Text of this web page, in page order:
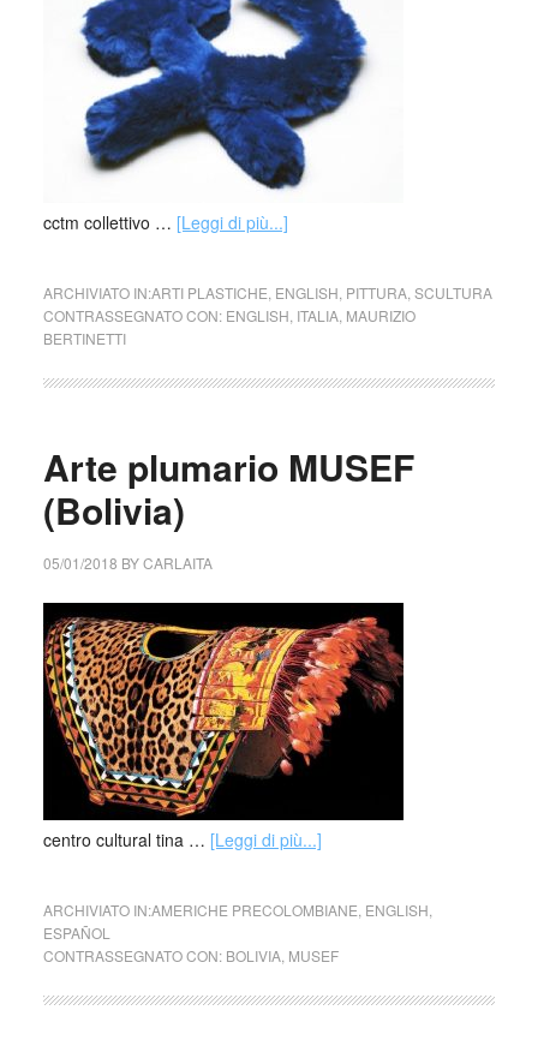
cctm collettivo … [Leggi di più...]
ARCHIVIATO IN:ARTI PLASTICHE ENGLISH PITTURA, SCULTURA
CONTRASSEGNATO CON: ENGLISH ITALIA, MAURIZIO
BERTINETTI
Arte plumario MUSEF
(Bolivia)
05/01/2018 BYCARLAITA
centro cultural tina … [Leggi di più...]
ARCHIVIATO IN:AMERICHE PRECOLOMBIANE ENGLISH
ESPAÑOL
CONTRASSEGNATO CON: BOLIVIA, MUSEF